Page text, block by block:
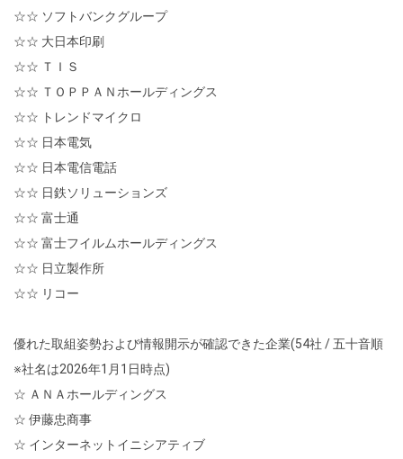
☆☆ ソフトバンクグループ
☆☆ 大日本印刷
☆☆ ＴＩＳ
☆☆ ＴＯＰＰＡＮホールディングス
☆☆ トレンドマイクロ
☆☆ 日本電気
☆☆ 日本電信電話
☆☆ 日鉄ソリューションズ
☆☆ 富士通
☆☆ 富士フイルムホールディングス
☆☆ 日立製作所
☆☆ リコー
優れた取組姿勢および情報開示が確認できた企業(54社 / 五十音順
※社名は2026年1月1日時点)
☆ ＡＮＡホールディングス
☆ 伊藤忠商事
☆ インターネットイニシアティブ